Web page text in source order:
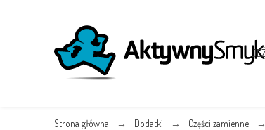
Strona główna Dodatki Części zamienne